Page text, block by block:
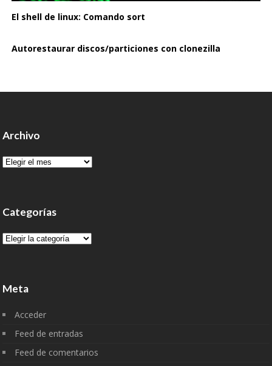
El shell de linux: Comando sort
Autorestaurar discos/particiones con clonezilla
Archivo
Archivo
Categorías
Categorías
Meta
Acceder
Feed de entradas
Feed de comentarios